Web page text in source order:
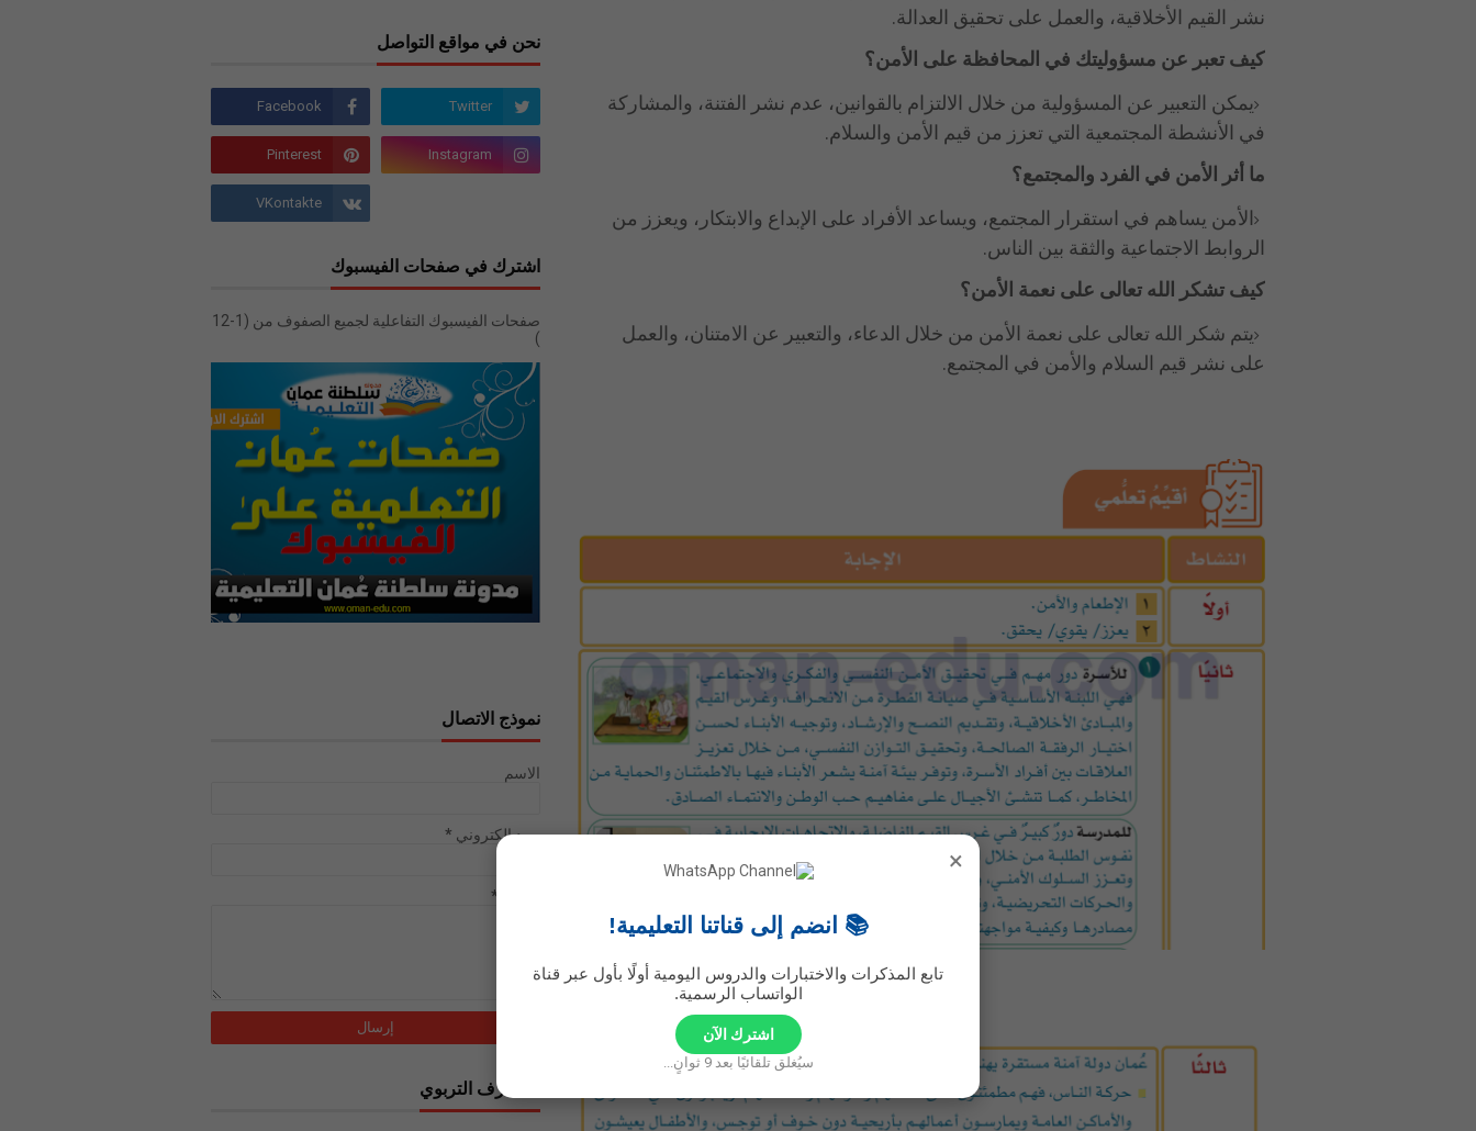
نشر القيم الأخلاقية، والعمل على تحقيق العدالة.
كيف تعبر عن مسؤوليتك في المحافظة على الأمن؟
يمكن التعبير عن المسؤولية من خلال الالتزام بالقوانين، عدم نشر الفتنة، والمشاركة
في الأنشطة المجتمعية التي تعزز من قيم الأمن والسلام.
ما أثر الأمن في الفرد والمجتمع؟
الأمن يساهم في استقرار المجتمع، ويساعد الأفراد على الإبداع والابتكار، ويعزز من
الروابط الاجتماعية والثقة بين الناس.
كيف تشكر الله تعالى على نعمة الأمن؟
يتم شكر الله تعالى على نعمة الأمن من خلال الدعاء، والتعبير عن الامتنان، والعمل
على نشر قيم السلام والأمن في المجتمع.
×
📚 انضم إلى قناتنا التعليمية!
تابع المذكرات والاختبارات والدروس اليومية أولًا بأول عبر قناة
الواتساب الرسمية.
اشترك الآن
سيُغلق تلقائيًا بعد8 ثوانٍ...
نحن في مواقع التواصل
اشترك في صفحات الفيسبوك
صفحات الفيسبوك التفاعلية لجميع الصفوف من (1-12
)
نموذج الاتصال
الاسم
بريد إلكتروني *
*
المشرف التربوي